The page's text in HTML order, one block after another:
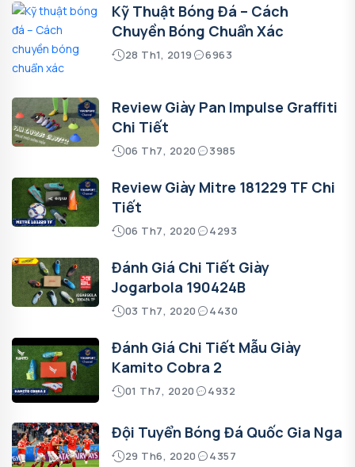
Kỹ Thuật Bóng Đá – Cách
Chuyền Bóng Chuẩn Xác
28 Th1, 2019 6963
Review Giày Pan Impulse Graffiti
Chi Tiết
06 Th7, 2020 3985
Review Giày Mitre 181229 TF Chi
Tiết
06 Th7, 2020 4293
Đánh Giá Chi Tiết Giày
Jogarbola 190424B
03 Th7, 2020 4430
Đánh Giá Chi Tiết Mẫu Giày
Kamito Cobra 2
01 Th7, 2020 4932
Đội Tuyển Bóng Đá Quốc Gia Nga
29 Th6, 2020 4357